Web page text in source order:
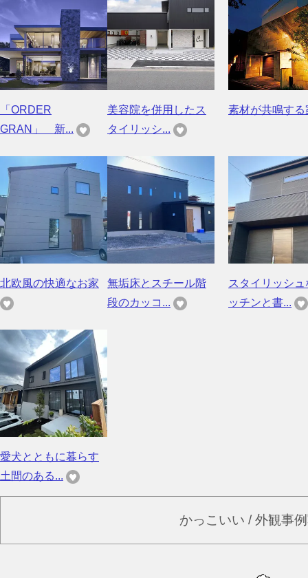
「ORDER
GRAN」 新...
美容院を併用したス
タイリッシ...
素材が共鳴する
北欧風の快適なお家
無垢床とスチール階
段のカッコ...
スタイリッシュ
ッチンと書...
愛犬とともに暮らす
土間のある...
かっこいい / 外観事